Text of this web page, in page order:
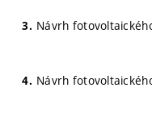
Návrh
Návrh